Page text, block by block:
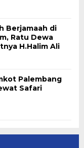
Berjamaah di
Ratu Dewa
H.Halim Ali
Palembang
Safari